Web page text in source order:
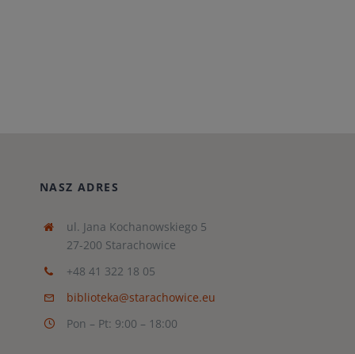
NASZ ADRES
ul. Jana Kochanowskiego 5
27-200 Starachowice
+48 41 322 18 05
biblioteka@starachowice.eu
Pon – Pt: 9:00 – 18:00